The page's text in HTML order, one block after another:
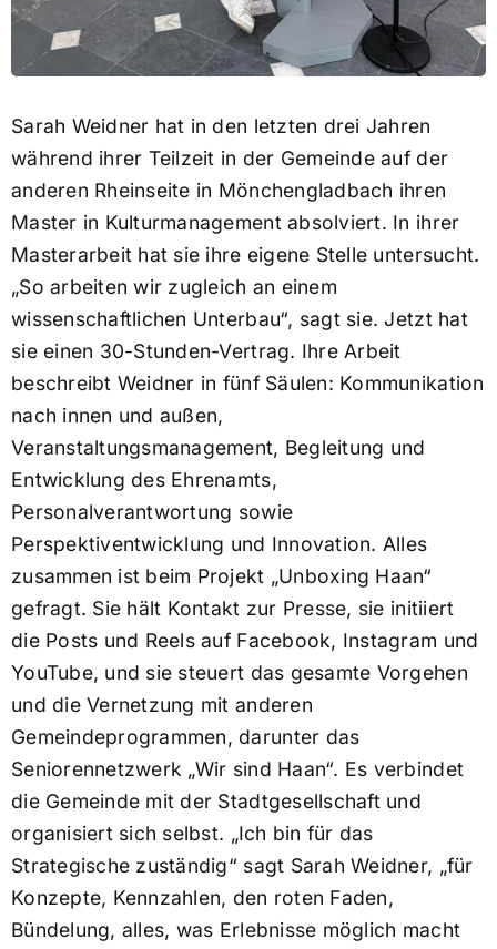
Sarah Weidner hat in den letzten drei Jahren
während ihrer Teilzeit in der Gemeinde auf der
anderen Rheinseite in Mönchengladbach ihren
Master in Kulturmanagement absolviert. In ihrer
Masterarbeit hat sie ihre eigene Stelle untersucht.
„So arbeiten wir zugleich an einem
wissenschaftlichen Unterbau“, sagt sie. Jetzt hat
sie einen 30-Stunden-Vertrag. Ihre Arbeit
beschreibt Weidner in fünf Säulen: Kommunikation
nach innen und außen,
Veranstaltungsmanagement, Begleitung und
Entwicklung des Ehrenamts,
Personalverantwortung sowie
Perspektiventwicklung und Innovation. Alles
zusammen ist beim Projekt „Unboxing Haan“
gefragt. Sie hält Kontakt zur Presse, sie initiiert
die Posts und Reels auf Facebook, Instagram und
YouTube, und sie steuert das gesamte Vorgehen
und die Vernetzung mit anderen
Gemeindeprogrammen, darunter das
Seniorennetzwerk „Wir sind Haan“. Es verbindet
die Gemeinde mit der Stadtgesellschaft und
organisiert sich selbst. „Ich bin für das
Strategische zuständig“ sagt Sarah Weidner, „für
Konzepte, Kennzahlen, den roten Faden,
Bündelung, alles, was Erlebnisse möglich macht